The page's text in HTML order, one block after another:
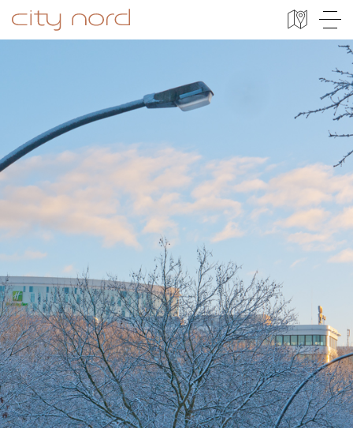
City Nord